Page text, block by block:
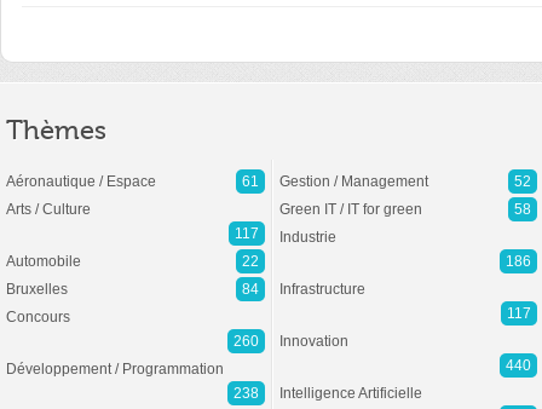
Thèmes
Aéronautique / Espace
61
Arts / Culture
117
Automobile
22
Bruxelles
84
Concours
260
Développement / Programmation
238
Gestion / Management
52
Green IT / IT for green
58
Industrie
186
Infrastructure
117
Innovation
440
Intelligence Artificielle